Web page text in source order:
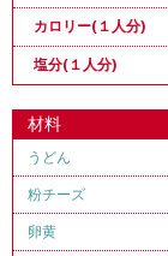
カロリー(１人分)
塩分(１人分)
材料
うどん
粉チーズ
卵黄